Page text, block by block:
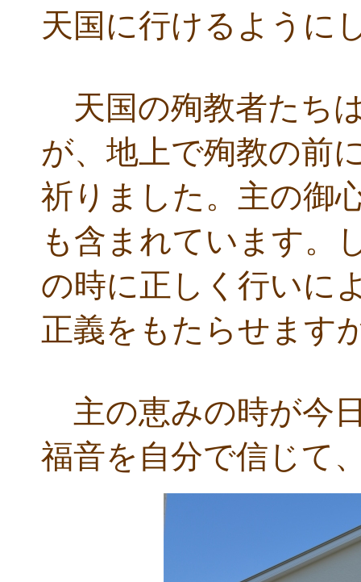
天国に行けるように
天国の殉教者たち
が、地上で殉教の前
祈りました。主の御
も含まれています。
の時に正しく行いに
正義をもたらせます
主の恵みの時が今
福音を自分で信じて